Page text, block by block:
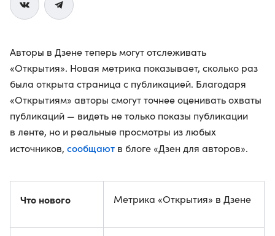
Авторы в Дзене теперь могут отслеживать
«Открытия». Новая метрика показывает, сколько раз
была открыта страница с публикацией. Благодаря
«Открытиям» авторы смогут точнее оценивать охваты
публикаций — видеть не только показы публикации
в ленте, но и реальные просмотры из любых
источников, сообщают в блоге «Дзен для авторов».
Что нового Метрика «Открытия» в Дзене